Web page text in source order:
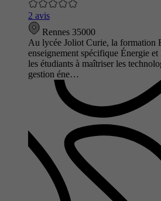
2 avis
Rennes 35000
Au lycée Joliot Curie, la formation
enseignement spécifique Énergie
les étudiants à maîtriser les
gestion éne…